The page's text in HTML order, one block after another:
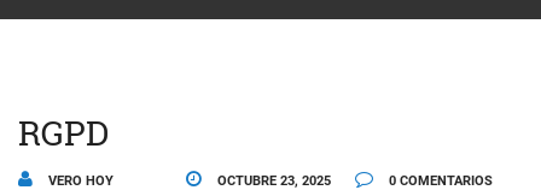
RGPD
VERO HOY OCTUBRE 23, 2025 0 COMENTARIOS